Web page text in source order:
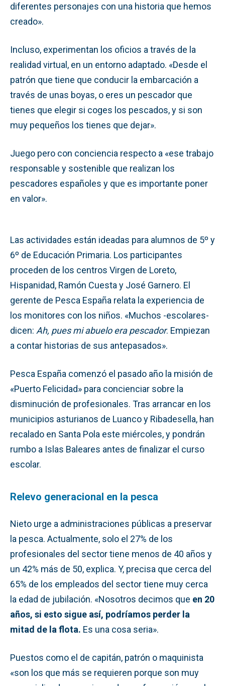
diferentes personajes con una historia que hemos
creado».
Incluso, experimentan los oficios a través de la
realidad virtual, en un entorno adaptado. «Desde el
patrón que tiene que conducir la embarcación a
través de unas boyas, o eres un pescador que
tienes que elegir si coges los pescados, y si son
muy pequeños los tienes que dejar».
Juego pero con conciencia respecto a «ese trabajo
responsable y sostenible que realizan los
pescadores españoles y que es importante poner
en valor».
Las actividades están ideadas para alumnos de 5º y
6º de Educación Primaria. Los participantes
proceden de los centros Virgen de Loreto,
Hispanidad, Ramón Cuesta y José Garnero. El
gerente de Pesca España relata la experiencia de
los monitores con los niños. «Muchos -escolares-
dicen: Ah, pues mi abuelo era pescador. Empiezan
a contar historias de sus antepasados».
Pesca España comenzó el pasado año la misión de
«Puerto Felicidad» para concienciar sobre la
disminución de profesionales. Tras arrancar en los
municipios asturianos de Luanco y Ribadesella, han
recalado en Santa Pola este miércoles, y pondrán
rumbo a Islas Baleares antes de finalizar el curso
escolar.
Relevo generacional en la pesca
Nieto urge a administraciones públicas a preservar
la pesca. Actualmente, solo el 27% de los
profesionales del sector tiene menos de 40 años y
un 42% más de 50, explica. Y, precisa que cerca del
65% de los empleados del sector tiene muy cerca
la edad de jubilación. «Nosotros decimos que en 20
años, si esto sigue así, podríamos perder la
mitad de la flota. Es una cosa seria».
Puestos como el de capitán, patrón o maquinista
«son los que más se requieren porque son muy